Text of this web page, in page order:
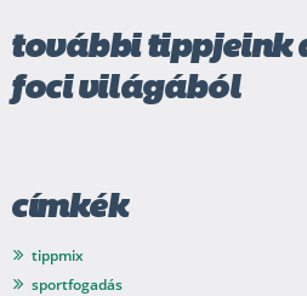
további tippjeink
foci világából
címkék
tippmix
sportfogadás